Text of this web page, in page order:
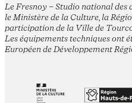
Le Fresnoy – Studio national
le Ministère de la Culture, la
participation de la Ville de
Les équipements techniques ont
Européen de Développement